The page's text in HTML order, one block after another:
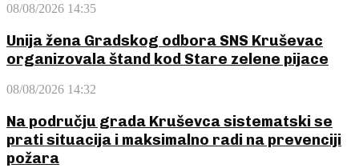
08/08/2026 14:35
Unija žena Gradskog odbora SNS Kruševac
organizovala štand kod Stare zelene pijace
08/08/2026 14:32
Na području grada Kruševca sistematski se
prati situacija i maksimalno radi na prevenciji
požara